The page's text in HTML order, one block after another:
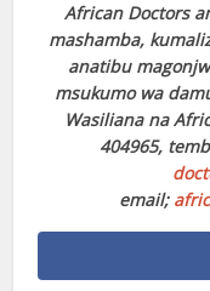
African Doctors
mashamba,
anatibu
msukumo wa
Wasiliana na
404965,
email;